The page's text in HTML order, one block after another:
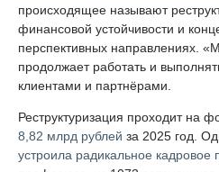
происходящее называют
финансовой устойчивости и
перспективных направлениях.
продолжает работать и
клиентами и партнёрами.
Реструктуризация проходит на
8,82 млрд рублей за 2025 год.
устроила радикальное кадровое